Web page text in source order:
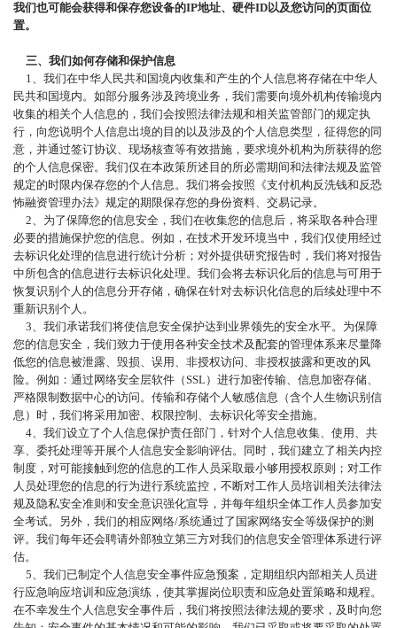
我们也可能会获得和保存您设备的IP地址、硬件ID以及您访问的页面位
置。
三、我们如何存储和保护信息
1、我们在中华人民共和国境内收集和产生的个人信息将存储在中华人
民共和国境内。如部分服务涉及跨境业务，我们需要向境外机构传输境内
收集的相关个人信息的，我们会按照法律法规和相关监管部门的规定执
行，向您说明个人信息出境的目的以及涉及的个人信息类型，征得您的同
意，并通过签订协议、现场核查等有效措施，要求境外机构为所获得的您
的个人信息保密。我们仅在本政策所述目的所必需期间和法律法规及监管
规定的时限内保存您的个人信息。我们将会按照《支付机构反洗钱和反恐
怖融资管理办法》规定的期限保存您的身份资料、交易记录。
2、为了保障您的信息安全，我们在收集您的信息后，将采取各种合理
必要的措施保护您的信息。例如，在技术开发环境当中，我们仅使用经过
去标识化处理的信息进行统计分析；对外提供研究报告时，我们将对报告
中所包含的信息进行去标识化处理。我们会将去标识化后的信息与可用于
恢复识别个人的信息分开存储，确保在针对去标识化信息的后续处理中不
重新识别个人。
3、我们承诺我们将使信息安全保护达到业界领先的安全水平。为保障
您的信息安全，我们致力于使用各种安全技术及配套的管理体系来尽量降
低您的信息被泄露、毁损、误用、非授权访问、非授权披露和更改的风
险。例如：通过网络安全层软件（SSL）进行加密传输、信息加密存储、
严格限制数据中心的访问。传输和存储个人敏感信息（含个人生物识别信
息）时，我们将采用加密、权限控制、去标识化等安全措施。
4、我们设立了个人信息保护责任部门，针对个人信息收集、使用、共
享、委托处理等开展个人信息安全影响评估。同时，我们建立了相关内控
制度，对可能接触到您的信息的工作人员采取最小够用授权原则；对工作
人员处理您的信息的行为进行系统监控，不断对工作人员培训相关法律法
规及隐私安全准则和安全意识强化宣导，并每年组织全体工作人员参加安
全考试。另外，我们的相应网络/系统通过了国家网络安全等级保护的测
评。我们每年还会聘请外部独立第三方对我们的信息安全管理体系进行评
估。
5、我们已制定个人信息安全事件应急预案，定期组织内部相关人员进
行应急响应培训和应急演练，使其掌握岗位职责和应急处置策略和规程。
在不幸发生个人信息安全事件后，我们将按照法律法规的要求，及时向您